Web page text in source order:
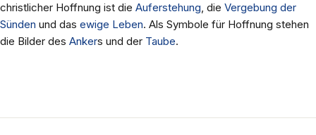
christlicher Hoffnung ist die Auferstehung, die Vergebung der
Sünden und das ewige Leben. Als Symbole für Hoffnung stehen
die Bilder des Ankers und der Taube.